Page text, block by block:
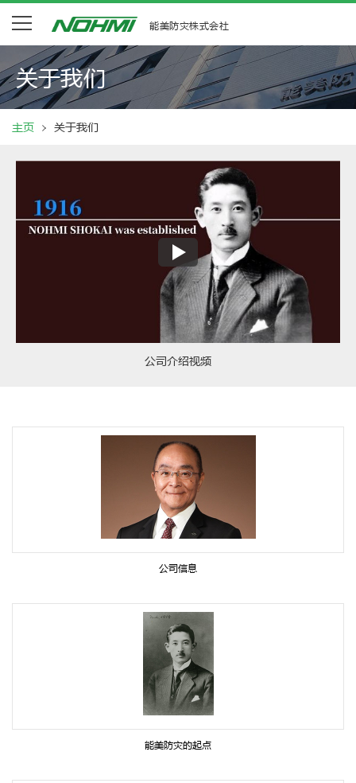
能美防灾株式会社
关于我们
主页 关于我们
公司介绍视频
公司信息
能美防灾的起点